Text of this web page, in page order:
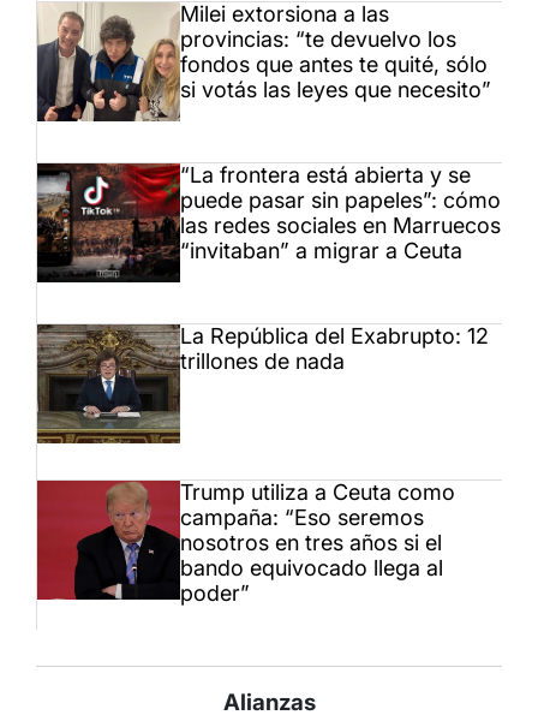
Milei extorsiona a las
provincias: “te devuelvo los
fondos que antes te quité, sólo
si votás las leyes que necesito”
“La frontera está abierta y se
puede pasar sin papeles”: cómo
las redes sociales en Marruecos
“invitaban” a migrar a Ceuta
La República del Exabrupto: 12
trillones de nada
Trump utiliza a Ceuta como
campaña: “Eso seremos
nosotros en tres años si el
bando equivocado llega al
poder”
Alianzas